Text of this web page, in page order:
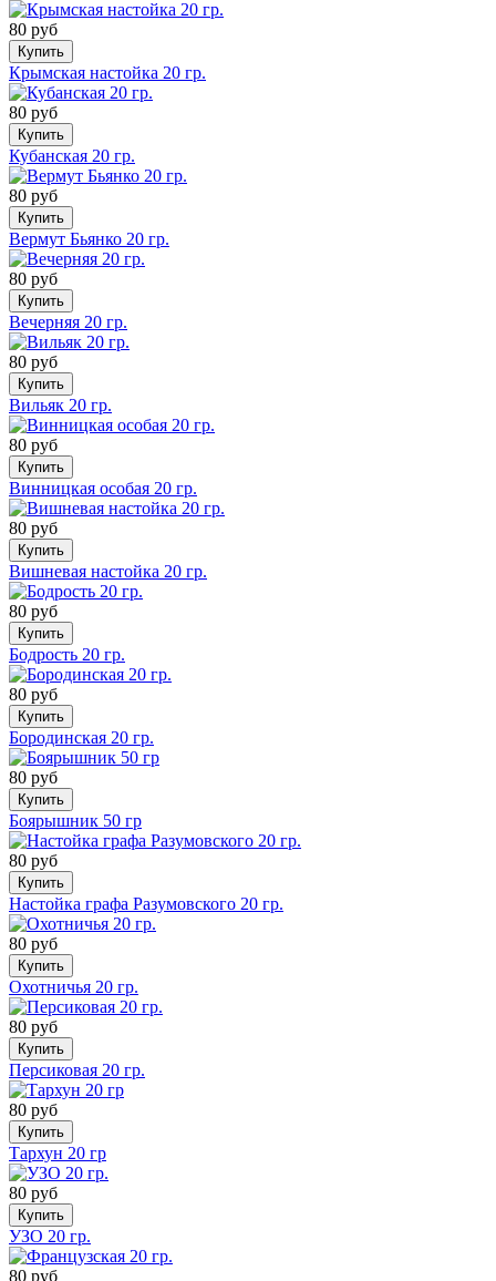
80 руб
Купить
Крымская настойка 20 гр.
80 руб
Купить
Кубанская 20 гр.
80 руб
Купить
Вермут Бьянко 20 гр.
80 руб
Купить
Вечерняя 20 гр.
80 руб
Купить
Вильяк 20 гр.
80 руб
Купить
Винницкая особая 20 гр.
80 руб
Купить
Вишневая настойка 20 гр.
80 руб
Купить
Бодрость 20 гр.
80 руб
Купить
Бородинская 20 гр.
80 руб
Купить
Боярышник 50 гр
80 руб
Купить
Настойка графа Разумовского 20 гр.
80 руб
Купить
Охотничья 20 гр.
80 руб
Купить
Персиковая 20 гр.
80 руб
Купить
Тархун 20 гр
80 руб
Купить
УЗО 20 гр.
80 руб